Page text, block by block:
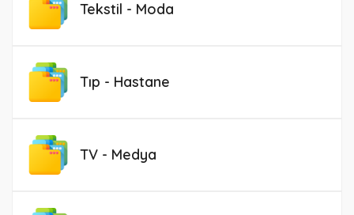
Tekstil - Moda
Tıp - Hastane
TV - Medya